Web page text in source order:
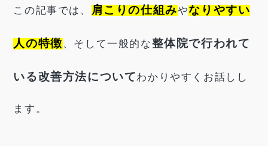
この記事では、 肩こりの仕組みやなりやすい
人の特徴 、そして一般的な整体院で行われて
いる改善方法についてわかりやすくお話しし
ます。